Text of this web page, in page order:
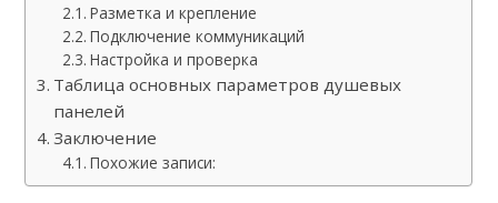
Разметка и крепление
Подключение коммуникаций
Настройка и проверка
Таблица основных параметров душевых
панелей
Заключение
Похожие записи: